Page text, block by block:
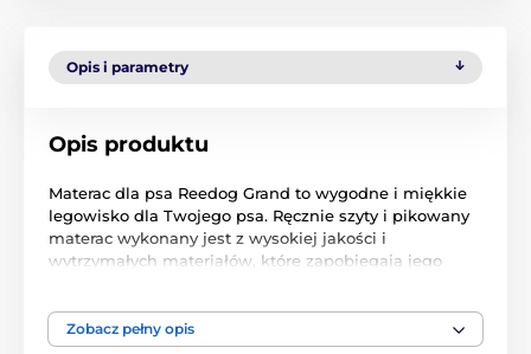
Opis i parametry
Opis produktu
Materac dla psa Reedog Grand to wygodne i miękkie
legowisko dla Twojego psa. Ręcznie szyty i pikowany
materac wykonany jest z wysokiej jakości i
wytrzymałych materiałów, które zapobiegają jego
materac o nowoczesnym designie wykonany jest z
Zobacz pełny opis